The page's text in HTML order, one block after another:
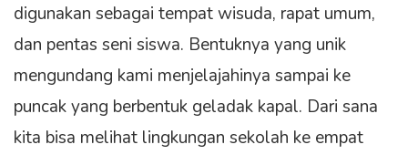
digunakan sebagai tempat wisuda, rapat umum,
dan pentas seni siswa. Bentuknya yang unik
mengundang kami menjelajahinya sampai ke
puncak yang berbentuk geladak kapal. Dari sana
kita bisa melihat lingkungan sekolah ke empat